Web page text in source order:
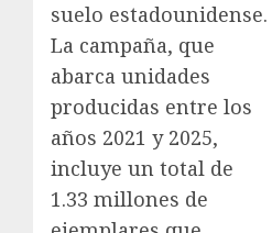
suelo estadounidense.
La campaña, que
abarca unidades
producidas entre los
años 2021 y 2025,
incluye un total de
1.33 millones de